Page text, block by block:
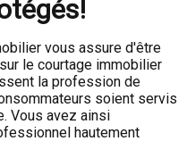
vous assure d'être
le courtage immobilier
la profession de
soient servis
Vous avez ainsi
hautement